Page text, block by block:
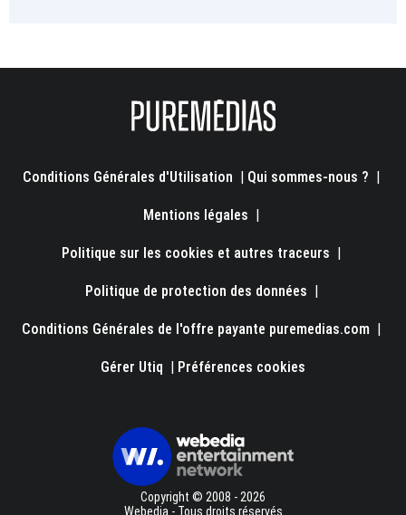
Conditions Générales d'Utilisation | Qui sommes-nous ? |
Mentions légales |
Politique sur les cookies et autres traceurs |
Politique de protection des données |
Conditions Générales de l'offre payante puremedias.com |
Gérer Utiq | Préférences cookies
Copyright © 2008 - 2026
Webedia - Tous droits réservés